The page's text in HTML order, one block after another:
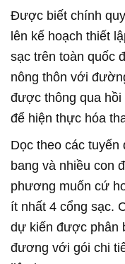
Được biết chính
lên kế hoạch thiết
sạc trên toàn quốc
nông thôn với
được thông qua hồi
để hiện thực hóa
Dọc theo các
bang và nhiều con
phương muốn cứ
ít nhất 4 cổng sạc.
dự kiến được phân
đương với gói chi